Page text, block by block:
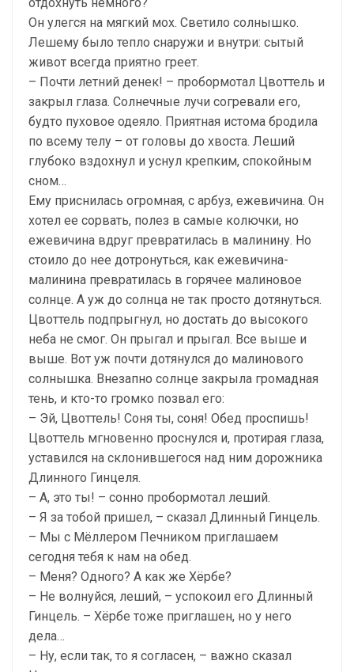
Он улегся на мягкий мох. Светило солнышко.
Лешему было тепло снаружи и внутри: сытый
живот всегда приятно греет.
– Почти летний денек! – пробормотал Цвоттель и
закрыл глаза. Солнечные лучи согревали его,
будто пуховое одеяло. Приятная истома бродила
по всему телу – от головы до хвоста. Леший
глубоко вздохнул и уснул крепким, спокойным
сном…
Ему приснилась огромная, с арбуз, ежевичина. Он
хотел ее сорвать, полез в самые колючки, но
ежевичина вдруг превратилась в малинину. Но
стоило до нее дотронуться, как ежевичина-
малинина превратилась в горячее малиновое
солнце. А уж до солнца не так просто дотянуться.
Цвоттель подпрыгнул, но достать до высокого
неба не смог. Он прыгал и прыгал. Все выше и
выше. Вот уж почти дотянулся до малинового
солнышка. Внезапно солнце закрыла громадная
тень, и кто-то громко позвал его:
– Эй, Цвоттель! Соня ты, соня! Обед проспишь!
Цвоттель мгновенно проснулся и, протирая глаза,
уставился на склонившегося над ним дорожника
Длинного Гинцеля.
– А, это ты! – сонно пробормотал леший.
– Я за тобой пришел, – сказал Длинный Гинцель.
– Мы с Мёллером Печником приглашаем
сегодня тебя к нам на обед.
– Меня? Одного? А как же Хёрбе?
– Не волнуйся, леший, – успокоил его Длинный
Гинцель. – Хёрбе тоже приглашен, но у него
дела…
– Ну, если так, то я согласен, – важно сказал